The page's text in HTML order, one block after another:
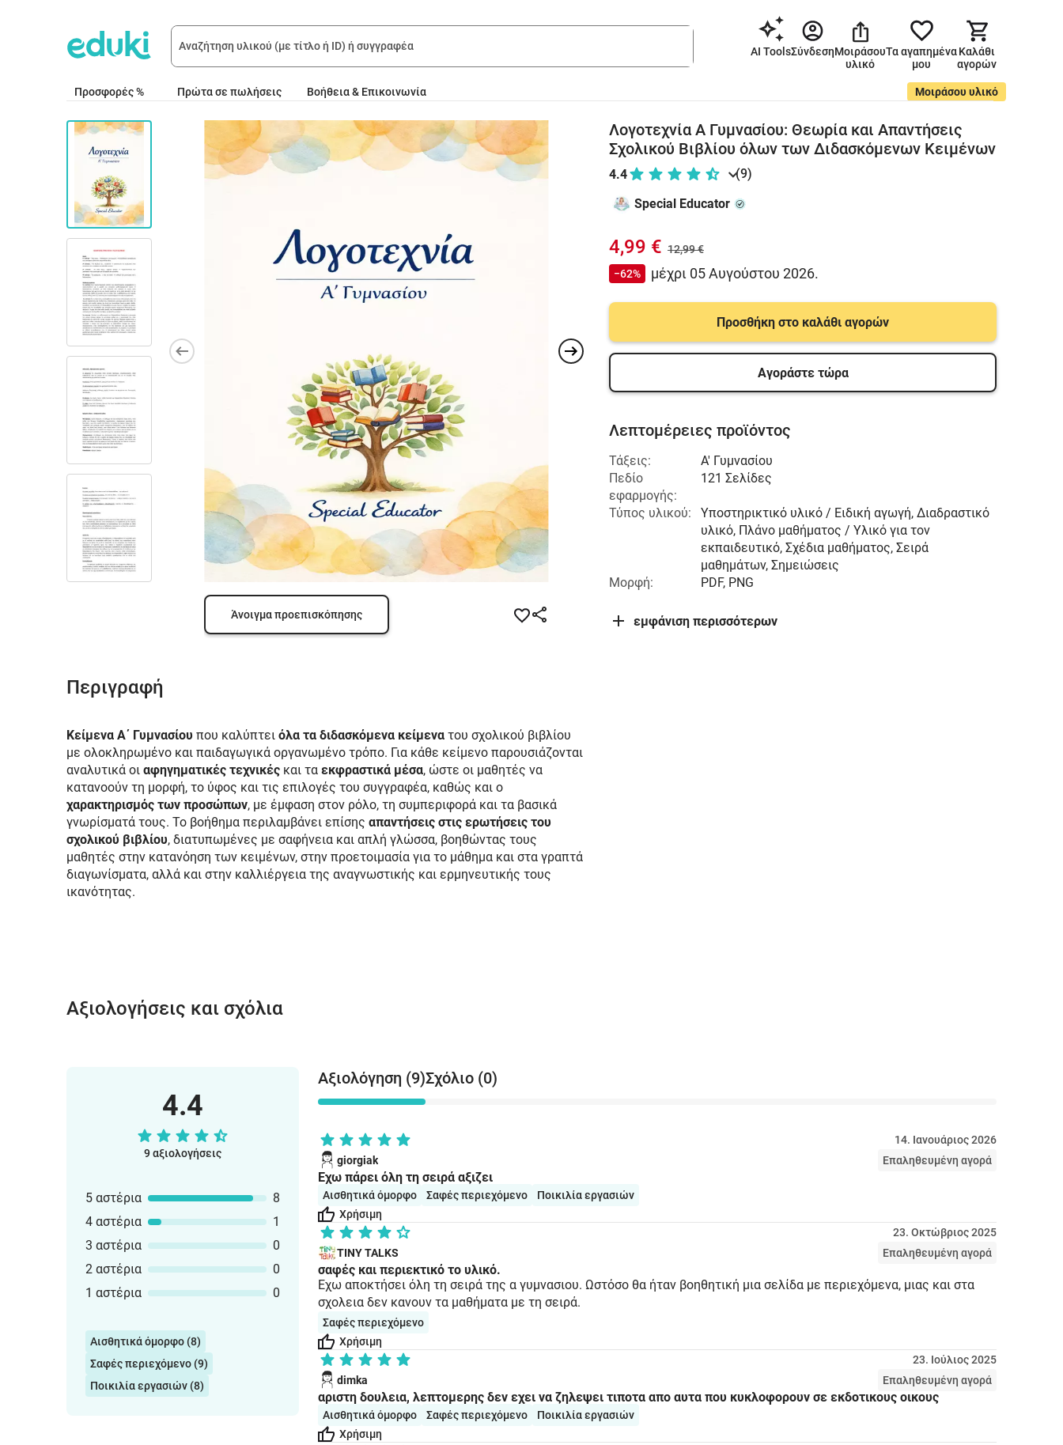
AI ToolsΣύνδεσηΜοιράσου
υλικό
Τα αγαπημένα
μου
Καλάθι
αγορών
Προσφορές % Πρώτα σε πωλήσεις Μοιράσου υλικό
Βοήθεια & Επικοινωνία
Άνοιγμα προεπισκόπησης
Περιγραφή
Κείμενα Α΄ Γυμνασίου που καλύπτει όλα τα διδασκόμενα κείμενα του σχολικού βιβλίου
με ολοκληρωμένο και παιδαγωγικά οργανωμένο τρόπο. Για κάθε κείμενο παρουσιάζονται
αναλυτικά οι αφηγηματικές τεχνικές και τα εκφραστικά μέσα, ώστε οι μαθητές να
κατανοούν τη μορφή, το ύφος και τις επιλογές του συγγραφέα, καθώς και ο
χαρακτηρισμός των προσώπων, με έμφαση στον ρόλο, τη συμπεριφορά και τα βασικά
γνωρίσματά τους. Το βοήθημα περιλαμβάνει επίσης απαντήσεις στις ερωτήσεις του
σχολικού βιβλίου, διατυπωμένες με σαφήνεια και απλή γλώσσα, βοηθώντας τους
μαθητές στην κατανόηση των κειμένων, στην προετοιμασία για το μάθημα και στα γραπτά
διαγωνίσματα, αλλά και στην καλλιέργεια της αναγνωστικής και ερμηνευτικής τους
ικανότητας.
Λογοτεχνία Α Γυμνασίου: Θεωρία και Απαντήσεις
Σχολικού Βιβλίου όλων των Διδασκόμενων Κειμένων
4.4
(9)
Special Educator
4,99 € 12,99 €
−62%
μέχρι 05 Αυγούστου 2026.
Προσθήκη στο καλάθι αγορών
Αγοράστε τώρα
Λεπτομέρειες προϊόντος
Τάξεις:
Α' Γυμνασίου
Πεδίο
εφαρμογής:
121 Σελίδες
Τύπος υλικού:
Υποστηρικτικό υλικό / Ειδική αγωγή, Διαδραστικό
υλικό, Πλάνο μαθήματος / Υλικό για τον
εκπαιδευτικό, Σχέδια μαθήματος, Σειρά
μαθημάτων, Σημειώσεις
Μορφή:
PDF, PNG
εμφάνιση περισσότερων
Αξιολογήσεις και σχόλια
4.4
9 αξιολογήσεις
5 αστέρια
8
4 αστέρια
1
3 αστέρια
0
2 αστέρια
0
1 αστέρια
0
Αισθητικά όμορφο (8)
Σαφές περιεχόμενο (9)
Ποικιλία εργασιών (8)
Αξιολόγηση (9)Σχόλιο (0)
14. Ιανουάριος 2026
giorgiak
Επαληθευμένη αγορά
Έχω πάρει όλη τη σειρά αξιζει
Αισθητικά όμορφο Σαφές περιεχόμενο
Ποικιλία εργασιών
Χρήσιμη
23. Οκτώβριος 2025
TINY TALKS
Επαληθευμένη αγορά
σαφές και περιεκτικό το υλικό.
Έχω αποκτήσει όλη τη σειρά της α γυμνασιου. Ωστόσο θα ήταν βοηθητική μια σελίδα με περιεχόμενα, μιας και στα
σχολεια δεν κανουν τα μαθήματα με τη σειρά.
Σαφές περιεχόμενο
Χρήσιμη
23. Ιούλιος 2025
dimka
Επαληθευμένη αγορά
αριστη δουλεια, λεπτομερης δεν εχει να ζηλεψει τιποτα απο αυτα που κυκλοφορουν σε εκδοτικους οικους
Αισθητικά όμορφο Σαφές περιεχόμενο
Ποικιλία εργασιών
Χρήσιμη